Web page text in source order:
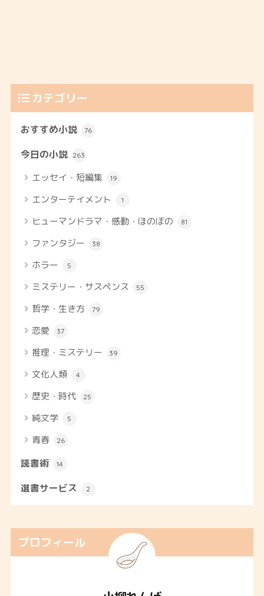
カテゴリー
おすすめ小説 76
今日の小説 263
エッセイ・短編集 19
エンターテイメント 1
ヒューマンドラマ・感動・ほのぼの 81
ファンタジー 38
ホラー 5
ミステリー・サスペンス 55
哲学・生き方 79
恋愛 37
推理・ミステリー 39
文化人類 4
歴史・時代 25
純文学 5
青春 26
読書術 14
選書サービス 2
プロフィール